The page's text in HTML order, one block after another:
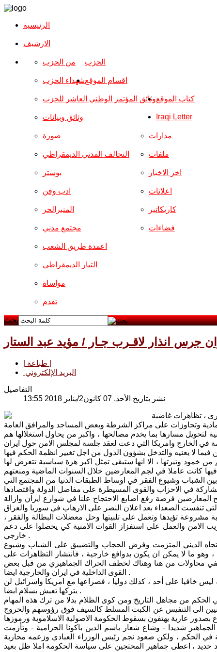
الرئيسية
الارشیف
الحزب من الحزب
شهداء الحزب
وثائق المؤتمر الوطني العاشر للحزب
وثائق وبيانات
اقسام الموقع
صورة
التحالف المدني الديمقراطي
بوستر
ادب وفن
المنبرالحر
مجتمع مدني
مدارات
ملفات
اخر الاخبار
اعلانات
كاريكاتير
فضاءات
اعمدة طريق الشعب
التيار الديمقراطي
مواساة
تقدم
كتاب الموقع
Iraqi Letter
بحث
جرس انذار لاقـرب جـار / مؤيد عبد الستار
البريد الإلكتروني
التفاصيل
نشر بتاريخ الأحد, 07 كانون2/يناير 2018 13:55
، تظاهرات غاضبة
لتحويل مسارها بما يخدم مصالحها ، واكبر من يحاول استغلالها هم
وتيرتها ، الا انها ستبقى تمثل اكبر هزة سياسية تتعرض لها
كانت عاملا في لجم المعارضين خلال السنوات الماضية ومنعتهم
الشباب وشيوع الفقر في اوساط الطبقات الدنيا من المجتمع التي
فرصة رفع اصابع الاحتجاج علنا في شوارع ايران وازالة
مشروعة تؤيدها وتعمل على تلبيتها وحل معضلات البطالة والفقر ،
الامن والعمل على استفزاز القوات الامنية كي يحصلوا على دعم
خارجي .
الديني المتزمت وفرض الحجاب والتضييق على الشباب وشيوع
وهو ما لا يمكن ان يكون بدوافع خارجية ، فانتشار التظاهرات على
محاولات من هنا وهناك لخطف الحراك الجماهيري من قبل بعض
القوى الداخلية في ايران والخارجية ايضا .
خافيا على أحد ، كذلك دوليا ، فصراعها مع امريكا واسرائيل لن
يتركها تعيش بسلام ايضا .
من مجاهل التاريخ ومن كوى الظلام بدلا من ترك هذه المهام
الى التنفيس عن الكبت المسلط كالسيف فوق رؤوسهم والخروج
شديدا - وشاع شعار باسم الدين باكونا الحرامية - وتأزمت
الحكم ، ولكن صعود نجم رئيس الوزراء العبادي وزعمه محاربة
حديد ، اعطى جماهير المحتجين على سياسة الحكومة املا ظل بعيد